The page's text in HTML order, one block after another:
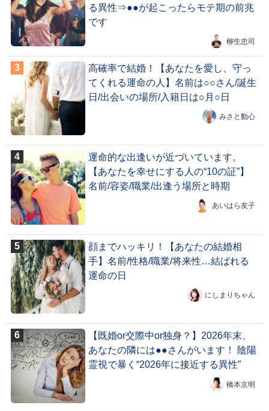
る異性⇒●●が起こったらモテ期の前兆
です
柳生忠司
高確率で結婚！【あなたを愛し、守っ
てくれる運命の人】名前は○○さん/誕生
日/出会いの場所/入籍日は○月○日
みさと動心
運命的な出逢いが近づいています。
【あなたを幸せにする人の“10の証”】
名前/容姿/職業/出逢う場所と時期
あいはら友子
顔までハッキリ！【あなたの結婚相
手】名前/性格/職業/将来性…結ばれる
運命の日
にしまりちゃん
【既婚or交際中or独身？】2026年末、
あなたの隣には●●さんがいます！ 陰陽
霊視で暴く“2026年に接近する異性”
橋本京明